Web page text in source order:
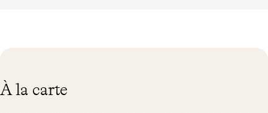
À la carte